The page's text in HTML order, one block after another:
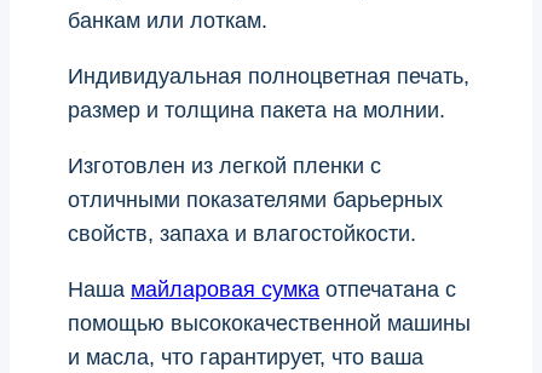
банкам или лоткам.
Индивидуальная полноцветная печать,
размер и толщина пакета на молнии.
Изготовлен из легкой пленки с
отличными показателями барьерных
свойств, запаха и влагостойкости.
Наша майларовая сумка отпечатана с
помощью высококачественной машины
и масла, что гарантирует, что ваша